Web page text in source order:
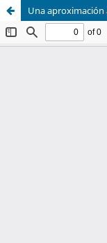
Una aproximación